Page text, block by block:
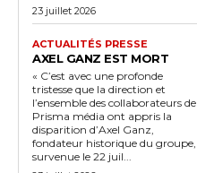
23 juillet 2026
ACTUALITÉS PRESSE
AXEL GANZ EST MORT
« C’est avec une profonde
tristesse que la direction et
l’ensemble des collaborateurs de
Prisma média ont appris la
disparition d’Axel Ganz,
fondateur historique du groupe,
survenue le 22 juil...